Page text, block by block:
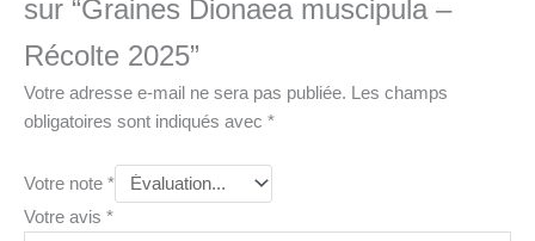
sur “Graines Dionaea muscipula –
Récolte 2025”
Votre adresse e-mail ne sera pas publiée. Les champs
obligatoires sont indiqués avec *
Votre note *
Votre avis *